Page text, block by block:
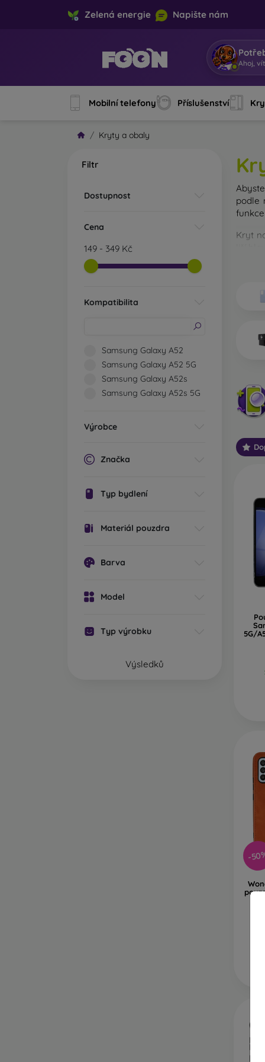
Zelená energie Napište nám
Jsem
Mobilní telefony Příslušenství
Kryty a obaly
Filtr
Dostupnost
Cena
149 - 349 Kč
Kompatibilita
Samsung Galaxy A52
Samsung Galaxy A52 5G
Samsung Galaxy A52s
Samsung Galaxy A52s 5G
Výrobce
Značka
Typ bydlení
Materiál pouzdra
Barva
Model
Typ výrobku
Výsledků
podle
Kryt
Z
Na
jen
5G/
-